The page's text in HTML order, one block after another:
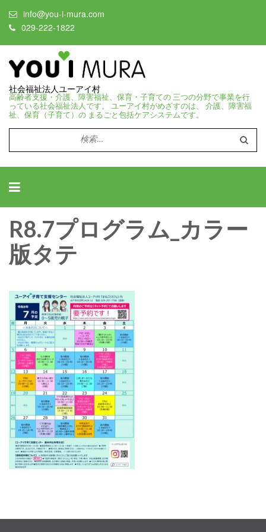
info@you-i-mura.com
029-222-1822
社会福祉法人ユーアイ村
高齢者支援・介護、障害福祉、保育・子育ての 三つの分野で事業を行
っている社会福祉法人です。 ユーアイ村がめざすのは、 介護、障害福
祉、保育（子育て）の まるごと包括ケアシステムです。
検
索:
R8.7プログラム_カラー
版タテ